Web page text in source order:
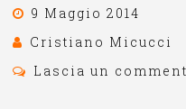
9 Maggio 2014
Cristiano Micucci
Lascia un